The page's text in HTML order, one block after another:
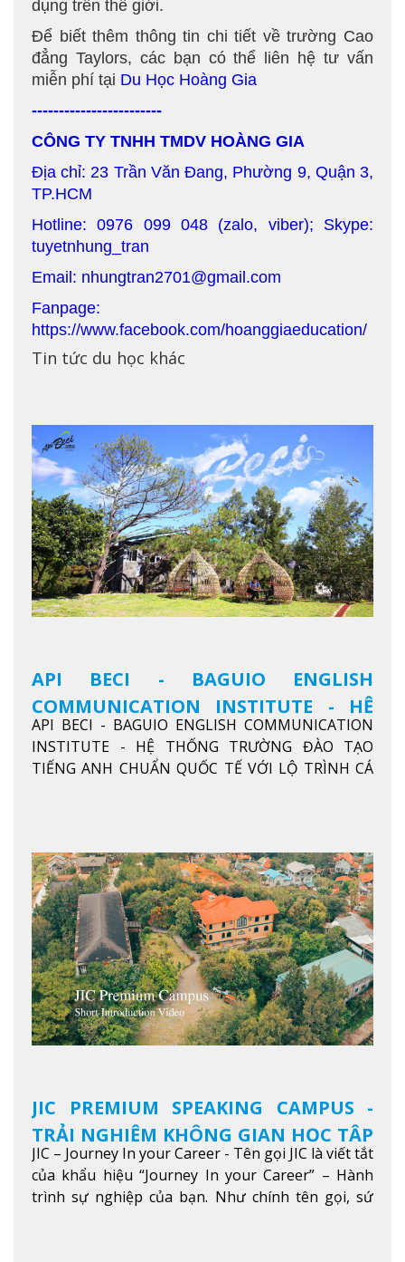
dụng trên thế giới.
Để biết thêm thông tin chi tiết về trường Cao
đẳng Taylors, các bạn có thể liên hệ tư vấn
miễn phí tại Du Học Hoàng Gia
------------------------
CÔNG TY TNHH TMDV HOÀNG GIA
Địa chỉ: 23 Trần Văn Đang, Phường 9, Quận 3,
TP.HCM
Hotline: 0976 099 048 (zalo, viber); Skype:
tuyetnhung_tran
Email: nhungtran2701@gmail.com
Fanpage:
https://www.facebook.com/hoanggiaeducation/
Tin tức du học khác
API BECI - BAGUIO ENGLISH
COMMUNICATION INSTITUTE - HỆ
THỐNG TRƯỜNG ĐÀO TẠO TIẾNG
ANH CHUẨN QUỐC TẾ
API BECI - BAGUIO ENGLISH COMMUNICATION
INSTITUTE - HỆ THỐNG TRƯỜNG ĐÀO TẠO
TIẾNG ANH CHUẨN QUỐC TẾ VỚI LỘ TRÌNH CÁ
JIC PREMIUM SPEAKING CAMPUS -
TRẢI NGHIỆM KHÔNG GIAN HỌC TẬP
5 SAO TẠI BAGUIO
JIC – Journey In your Career - Tên gọi JIC là viết tắt
của khẩu hiệu “Journey In your Career” – Hành
trình sự nghiệp của bạn. Như chính tên gọi, sứ